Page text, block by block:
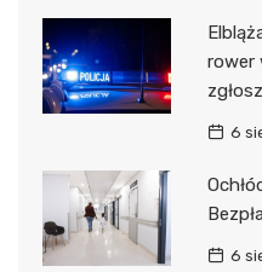
rower
6
6